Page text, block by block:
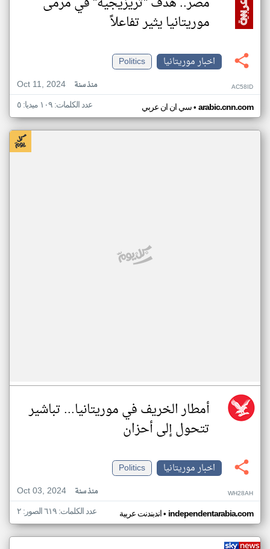
موريتانيا يثير تفاعلاً
اخبار موريتانيا
Politics
Oct 11, 2024
منذ سنة AC58ID
سي ان ان عربي• arabic.cnn.com عدد الكلمات: ١٠٩ ميديا: ٥
أمطار الخريف في موريتانيا... تباشير
تتحول إلى أحزان
اخبار موريتانيا
Politics
Oct 03, 2024
منذ سنة WH28AH
اندبندنت عربية• independentarabia.com عدد الكلمات: ٦١٩ الصور: ٢